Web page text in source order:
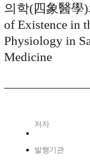
의학(四象醫學
of Existence in
Physiology in
Medicine
저자
발행기관